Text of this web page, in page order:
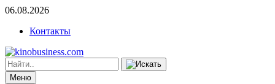
06.08.2026
Контакты
Меню